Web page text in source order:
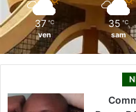
37 ℃
ven
35 ℃
sam